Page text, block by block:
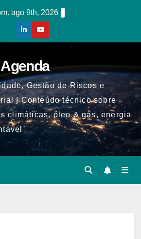
ago 9th, 2026
Gestão de Riscos e
| Conteúdo técnico sobre
climáticas, óleo & gás, energia